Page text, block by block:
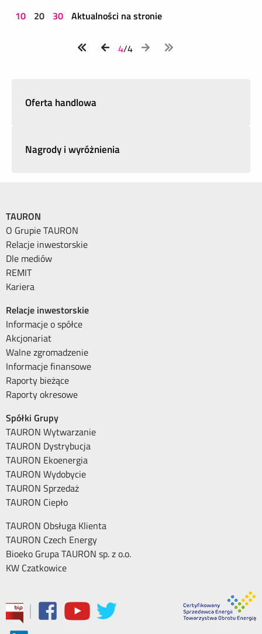
10 20 30 Aktualności na stronie
4/4
Oferta handlowa
Nagrody i wyróżnienia
TAURON
O Grupie TAURON
Relacje inwestorskie
Dle mediów
REMIT
Kariera
Relacje inwestorskie
Informacje o spółce
Akcjonariat
Walne zgromadzenie
Informacje finansowe
Raporty bieżące
Raporty okresowe
Spółki Grupy
TAURON Wytwarzanie
TAURON Dystrybucja
TAURON Ekoenergia
TAURON Wydobycie
TAURON Sprzedaż
TAURON Ciepło
TAURON Obsługa Klienta
TAURON Czech Energy
Bioeko Grupa TAURON sp. z o.o.
KW Czatkowice
|